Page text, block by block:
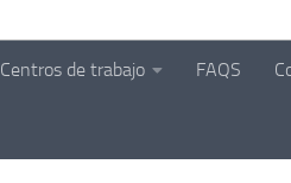
Centros de trabajo FAQS